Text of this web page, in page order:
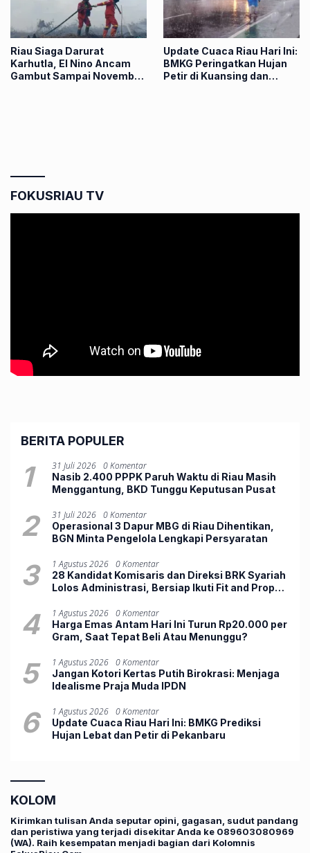
Riau Siaga Darurat
Karhutla, El Nino Ancam
Gambut Sampai November
Update Cuaca Riau Hari Ini:
BMKG Peringatkan Hujan
Petir di Kuansing dan
FOKUSRIAU TV
BERITA POPULER
1 31 Juli 2026 0 Komentar
Nasib 2.400 PPPK Paruh Waktu di Riau Masih
Menggantung, BKD Tunggu Keputusan Pusat
2 31 Juli 2026 0 Komentar
Operasional 3 Dapur MBG di Riau Dihentikan,
BGN Minta Pengelola Lengkapi Persyaratan
3 1 Agustus 2026 0 Komentar
28 Kandidat Komisaris dan Direksi BRK Syariah
Lolos Administrasi, Bersiap Ikuti Fit and Proper
4 1 Agustus 2026 0 Komentar
Harga Emas Antam Hari Ini Turun Rp20.000 per
Gram, Saat Tepat Beli Atau Menunggu?
5 1 Agustus 2026 0 Komentar
Jangan Kotori Kertas Putih Birokrasi: Menjaga
Idealisme Praja Muda IPDN
6 1 Agustus 2026 0 Komentar
Update Cuaca Riau Hari Ini: BMKG Prediksi
Hujan Lebat dan Petir di Pekanbaru
KOLOM
Kirimkan tulisan Anda seputar opini, gagasan, sudut pandang
dan peristiwa yang terjadi disekitar Anda ke 089603080969
(WA). Raih kesempatan menjadi bagian dari Kolomnis